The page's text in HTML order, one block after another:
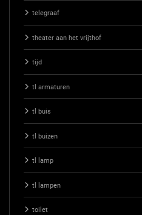
telegraaf
theater aan het vrijthof
tijd
tl armaturen
tl buis
tl buizen
tl lamp
tl lampen
toilet